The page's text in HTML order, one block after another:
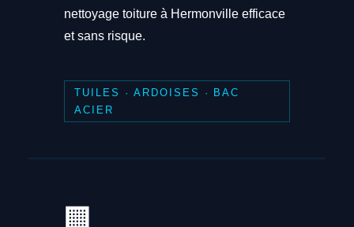
nettoyage toiture à Hermonville efficace
et sans risque.
TUILES · ARDOISES · BAC
ACIER
🏢